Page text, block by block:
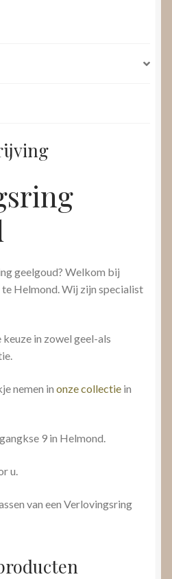
geelgoud? Welkom bij
te Helmond. Wij zijn specialist
in zowel geel-als
nemen in onze collectie in
9 in Helmond.
u.
van een Verlovingsring